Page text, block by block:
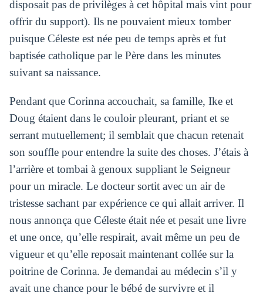
disposait pas de privilèges à cet hôpital mais vint pour
offrir du support). Ils ne pouvaient mieux tomber
puisque Céleste est née peu de temps après et fut
baptisée catholique par le Père dans les minutes
suivant sa naissance.
Pendant que Corinna accouchait, sa famille, Ike et
Doug étaient dans le couloir pleurant, priant et se
serrant mutuellement; il semblait que chacun retenait
son souffle pour entendre la suite des choses. J’étais à
l’arrière et tombai à genoux suppliant le Seigneur
pour un miracle. Le docteur sortit avec un air de
tristesse sachant par expérience ce qui allait arriver. Il
nous annonça que Céleste était née et pesait une livre
et une once, qu’elle respirait, avait même un peu de
vigueur et qu’elle reposait maintenant collée sur la
poitrine de Corinna. Je demandai au médecin s’il y
avait une chance pour le bébé de survivre et il